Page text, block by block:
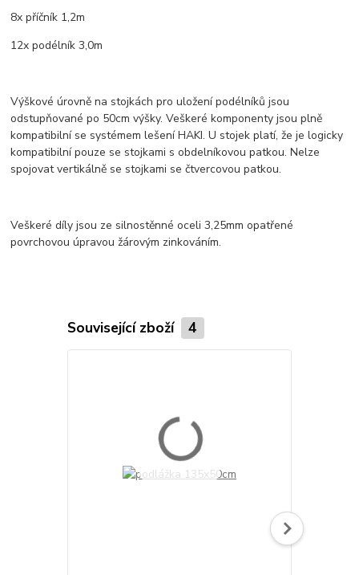
8x příčník 1,2m
12x podélník 3,0m
Výškové úrovně na stojkách pro uložení podélníků jsou
odstupňované po 50cm výšky. Veškeré komponenty jsou plně
kompatibilní se systémem lešení HAKI. U stojek platí, že je logicky
kompatibilní pouze se stojkami s obdelníkovou patkou. Nelze
spojovat vertikálně se stojkami se čtvercovou patkou.
Veškeré díly jsou ze silnostěnné oceli 3,25mm opatřené
povrchovou úpravou žárovým zinkováním.
Související zboží 4